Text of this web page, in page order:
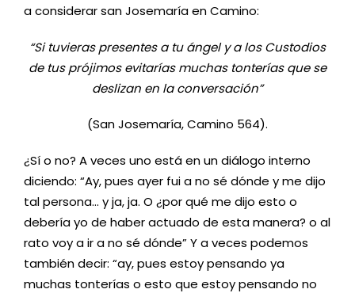
a considerar san Josemaría en Camino:
“Si tuvieras presentes a tu ángel y a los Custodios
de tus prójimos evitarías muchas tonterías que se
deslizan en la conversación”
(San Josemaría, Camino 564).
¿Sí o no? A veces uno está en un diálogo interno
diciendo: “Ay, pues ayer fui a no sé dónde y me dijo
tal persona… y ja, ja. O ¿por qué me dijo esto o
debería yo de haber actuado de esta manera? o al
rato voy a ir a no sé dónde” Y a veces podemos
también decir: “ay, pues estoy pensando ya
muchas tonterías o esto que estoy pensando no